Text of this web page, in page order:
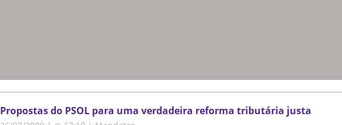
Propostas do PSOL para uma verdadeira reforma tributária justa